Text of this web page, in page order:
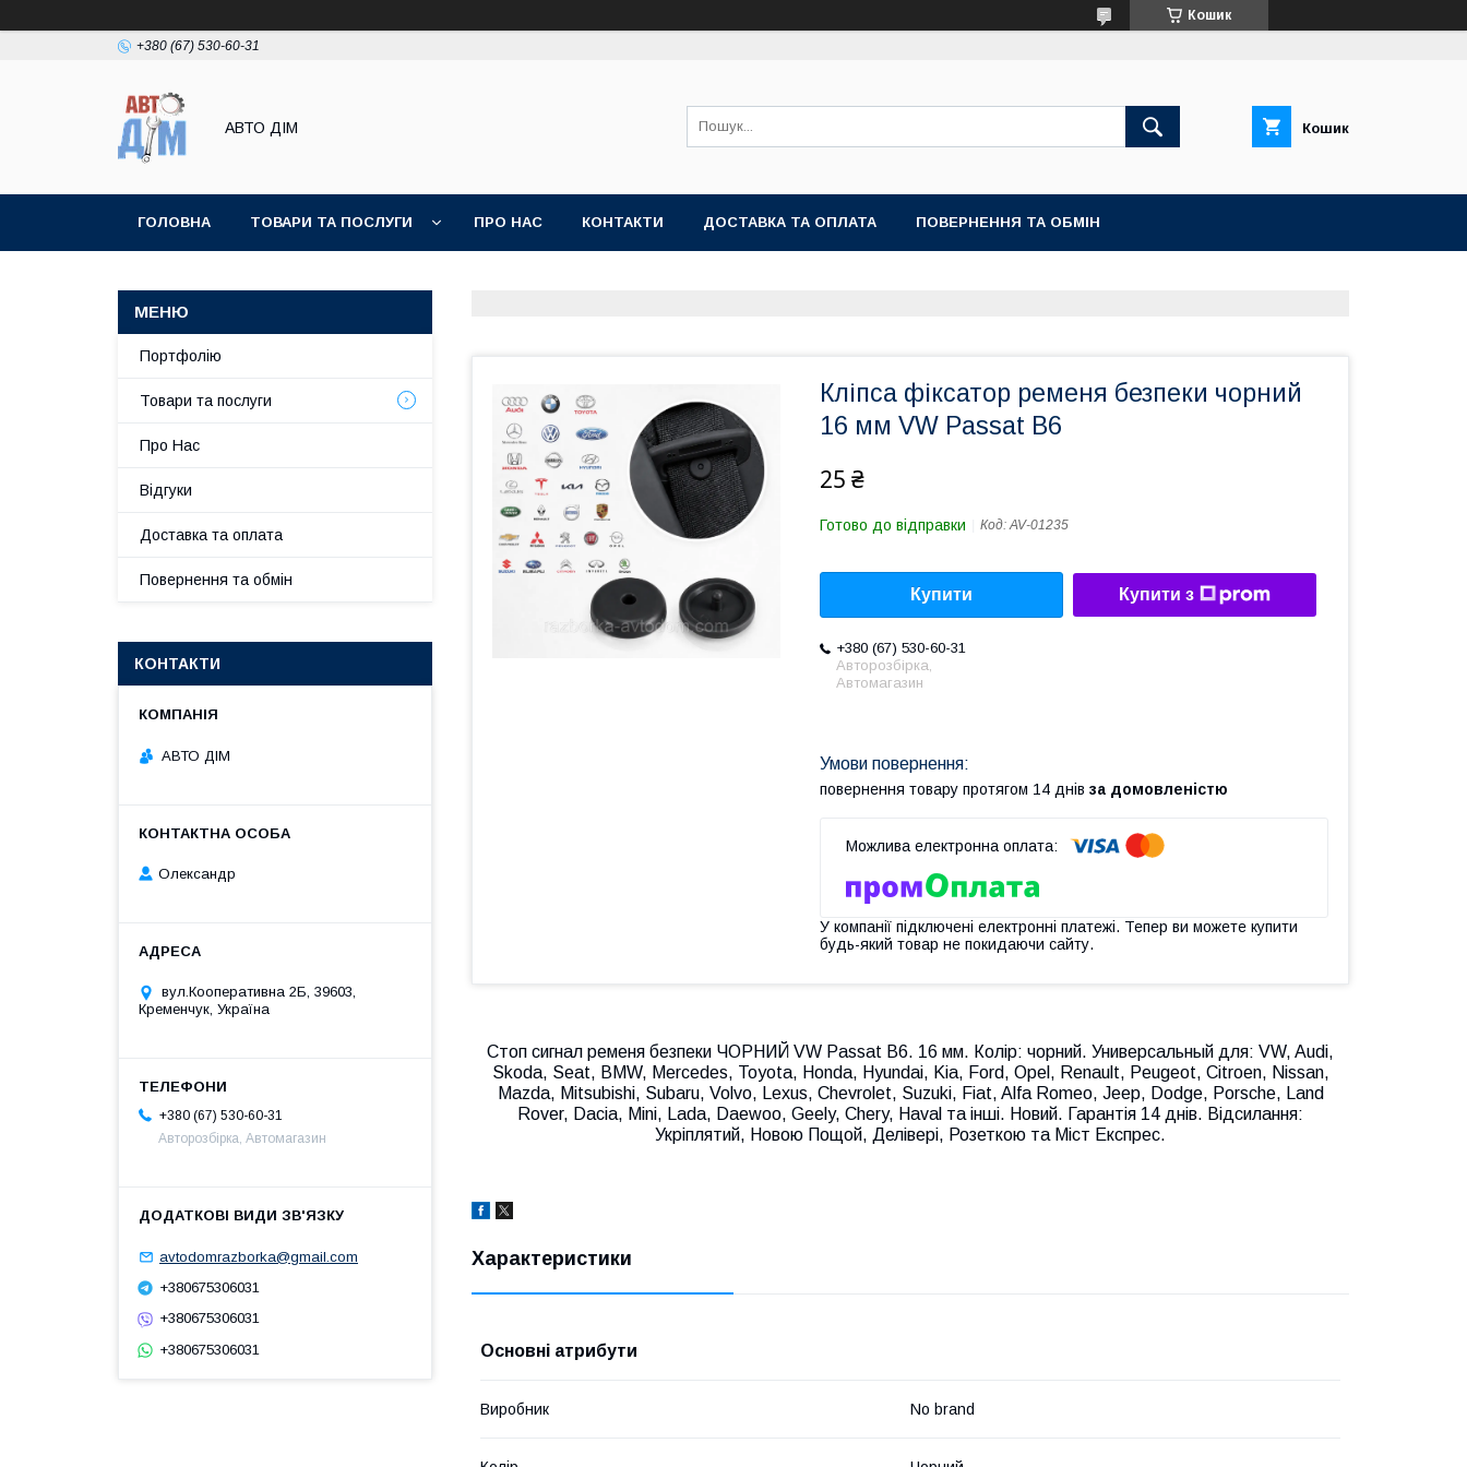
Кошик
+380 (67) 530-60-31
АВТО ДIМ Кошик
ГОЛОВНА ТОВАРИ ТА ПОСЛУГИ ПРО НАС КОНТАКТИ ДОСТАВКА ТА ОПЛАТА ПОВЕРНЕННЯ ТА ОБМІН
Кліпса фіксатор ременя безпеки чорний
16 мм VW Passat B6
25 ₴
Готово до відправки Код:AV-01235
Купити Купити з
+380 (67) 530-60-31
Авторозбірка,
Автомагазин
повернення товару протягом 14 днів за домовленістю
У компанії підключені електронні платежі. Тепер ви можете купити
будь-який товар не покидаючи сайту.
Стоп сигнал ременя безпеки ЧОРНИЙ VW Passat B6. 16 мм. Колір: чорний. Универсальный для: VW, Audi,
Skoda, Seat, BMW, Mercedes, Toyota, Honda, Hyundai, Kia, Ford, Opel, Renault, Peugeot, Citroen, Nissan,
Mazda, Mitsubishi, Subaru, Volvo, Lexus, Chevrolet, Suzuki, Fiat, Alfa Romeo, Jeep, Dodge, Porsche, Land
Rover, Dacia, Mini, Lada, Daewoo, Geely, Chery, Haval та інші. Новий. Гарантія 14 днів. Відсилання:
Укріплятий, Новою Пощой, Делівері, Розеткою та Міст Експрес.
Характеристики
Основні атрибути
Виробник No brand
Портфолію
Товари та послуги
Про Нас
Відгуки
Доставка та оплата
Повернення та обмін
КОНТАКТИ
АВТО ДІМ
Олександр
вул.Кооперативна 2Б, 39603,
Кременчук, Україна
+380 (67) 530-60-31
Авторозбірка, Автомагазин
avtodomrazborka@gmail.com
+380675306031
+380675306031
+380675306031